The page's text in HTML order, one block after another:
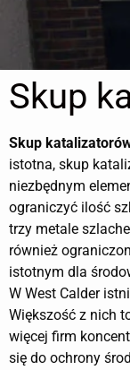
Skup
Skup
istotna, skup
niezbędnym
ograniczyć ilość
trzy metale
również
istotnym dla
W West Calder
Większość z nich
więcej firm
się do ochrony